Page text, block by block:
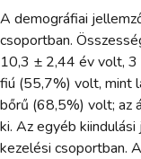
A demográfiai
csoportban.
10,3 ± 2,44 év volt,
fiú (55,7%) volt, mint
bőrű (68,5%) volt; az
ki. Az egyéb
kezelési csoportban.